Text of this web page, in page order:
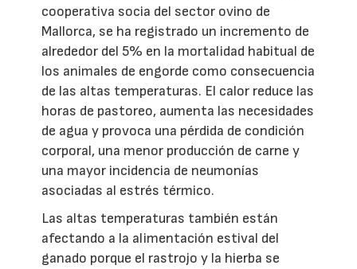
cooperativa socia del sector ovino de
Mallorca, se ha registrado un incremento de
alrededor del 5% en la mortalidad habitual de
los animales de engorde como consecuencia
de las altas temperaturas. El calor reduce las
horas de pastoreo, aumenta las necesidades
de agua y provoca una pérdida de condición
corporal, una menor producción de carne y
una mayor incidencia de neumonías
asociadas al estrés térmico.
Las altas temperaturas también están
afectando a la alimentación estival del
ganado porque el rastrojo y la hierba se